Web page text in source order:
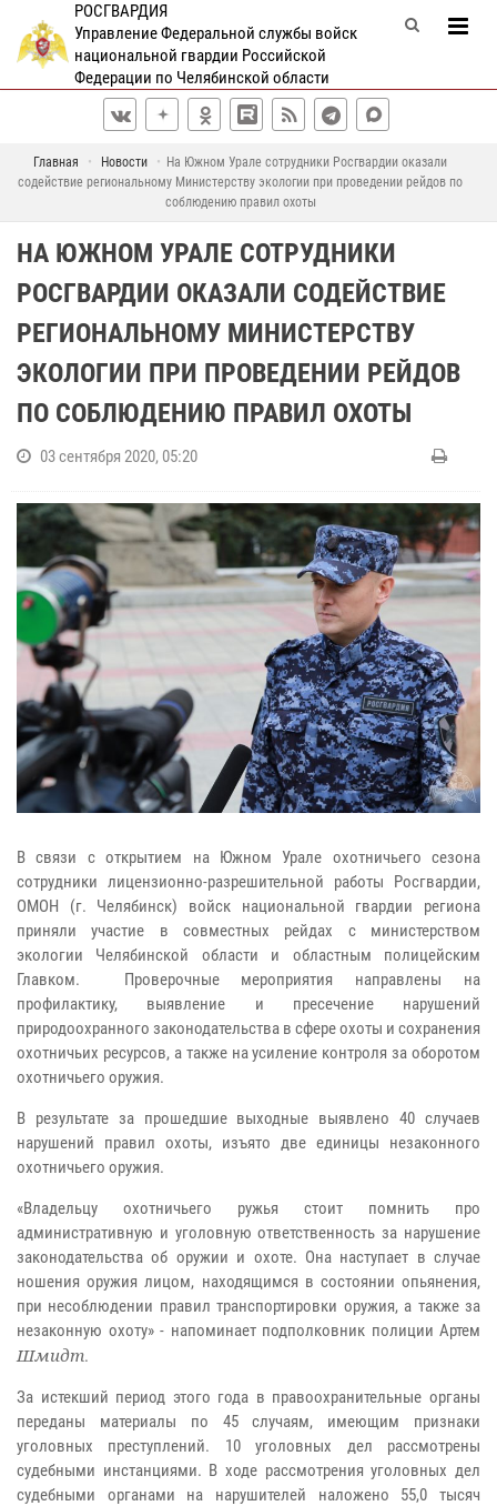
РОСГВАРДИЯ
Управление Федеральной службы войск
национальной гвардии Российской
Федерации по Челябинской области
Главная Новости
На Южном Урале сотрудники Росгвардии оказали
содействие региональному Министерству экологии при проведении рейдов по
соблюдению правил охоты
НА ЮЖНОМ УРАЛЕ СОТРУДНИКИ
РОСГВАРДИИ ОКАЗАЛИ СОДЕЙСТВИЕ
РЕГИОНАЛЬНОМУ МИНИСТЕРСТВУ
ЭКОЛОГИИ ПРИ ПРОВЕДЕНИИ РЕЙДОВ
ПО СОБЛЮДЕНИЮ ПРАВИЛ ОХОТЫ
03 сентября 2020, 05:20
В связи с открытием на Южном Урале охотничьего сезона
сотрудники лицензионно-разрешительной работы Росгвардии,
ОМОН (г. Челябинск) войск национальной гвардии региона
приняли участие в совместных рейдах с министерством
экологии Челябинской области и областным полицейским
Главком. Проверочные мероприятия направлены на
профилактику, выявление и пресечение нарушений
природоохранного законодательства в сфере охоты и сохранения
охотничьих ресурсов, а также на усиление контроля за оборотом
охотничьего оружия.
В результате за прошедшие выходные выявлено 40 случаев
нарушений правил охоты, изъято две единицы незаконного
охотничьего оружия.
«Владельцу охотничьего ружья стоит помнить про
административную и уголовную ответственность за нарушение
законодательства об оружии и охоте. Она наступает в случае
ношения оружия лицом, находящимся в состоянии опьянения,
при несоблюдении правил транспортировки оружия, а также за
незаконную охоту» - напоминает подполковник полиции Артем
Шмидт.
За истекший период этого года в правоохранительные органы
переданы материалы по 45 случаям, имеющим признаки
уголовных преступлений. 10 уголовных дел рассмотрены
судебными инстанциями. В ходе рассмотрения уголовных дел
судебными органами на нарушителей наложено 55,0 тысяч